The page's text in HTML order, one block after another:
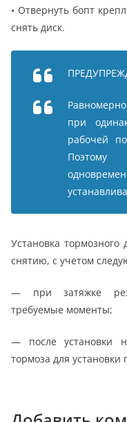
• Отвернуть бопт
снять диск.
при
рабочей
Поэтому
Установка тормозного
снятию, с учетом
— при затяжке
требуемые моменты;
— после установки
тормоза для